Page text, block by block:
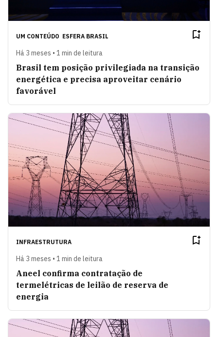
UM CONTEÚDO ESFERA BRASIL
Há 3 meses • 1 min de leitura
Brasil tem posição privilegiada na transição
energética e precisa aproveitar cenário
favorável
INFRAESTRUTURA
Há 3 meses • 1 min de leitura
Aneel confirma contratação de
termelétricas de leilão de reserva de
energia